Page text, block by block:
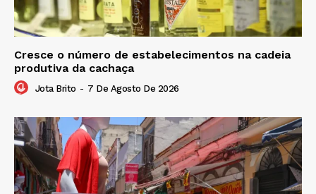
Cresce o número de estabelecimentos na cadeia
produtiva da cachaça
Jota Brito - 7 De Agosto De 2026